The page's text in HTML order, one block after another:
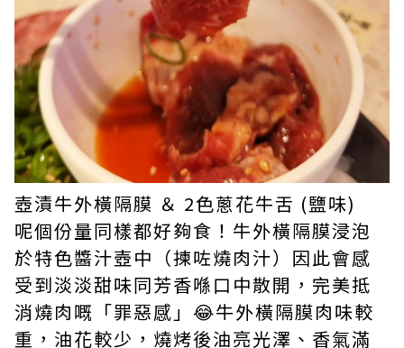
壺漬牛外橫隔膜 ＆ 2色蔥花牛舌 (鹽味)
呢個份量同樣都好夠食！牛外橫隔膜浸泡
於特色醬汁壺中（揀咗燒肉汁）因此會感
受到淡淡甜味同芳香喺口中散開，完美抵
消燒肉嘅「罪惡感」😂牛外橫隔膜肉味較
重，油花較少，燒烤後油亮光澤、香氣滿